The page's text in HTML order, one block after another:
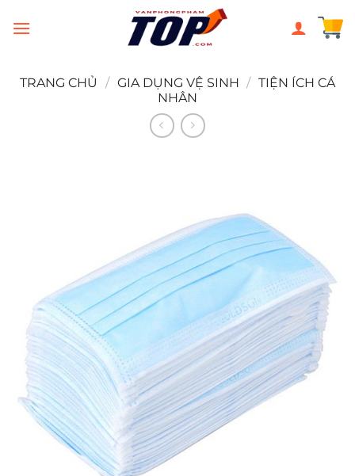
đến
TRANG CHỦ
/ GIA DỤNG VỆ SINH / TIỆN ÍCH CÁ
NHÂN